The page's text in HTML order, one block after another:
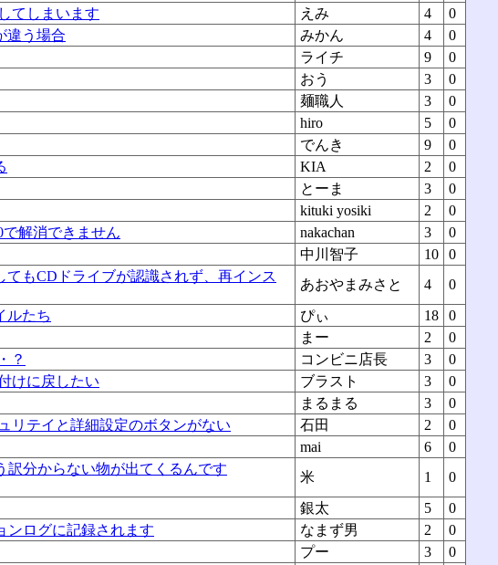
てしまいます えみ 4
0
違う場合 みかん 4
0
ライチ 9
0
おう 3
0
麺職人 3
0
hiro 5
0
でんき 9
0
KIA 2
0
とーま 3
0
kituki yosiki 2
0
で解消できません nakachan 3
0
中川智子 10
0
もCDドライブが認識されず、再インス
あおやまみさと 4
0
ルたち ぴぃ 18
0
まー 2
0
？ コンビニ店長 3
0
けに戻したい ブラスト 3
0
まるまる 3
0
リテイと詳細設定のボタンがない 石田 2
0
mai 6
0
訳分からない物が出てくるんです
米 1
0
銀太 5
0
ンログに記録されます なまず男 2
0
プー 3
0